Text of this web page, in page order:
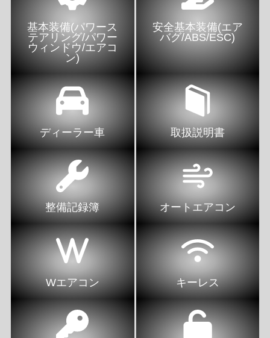
基本装備(パワース
テアリング/パワー
ウィンドウ/エアコ
ン)
安全基本装備(エア
バグ/ABS/ESC)
ディーラー車 取扱説明書
整備記録簿 オートエアコン
Wエアコン キーレス